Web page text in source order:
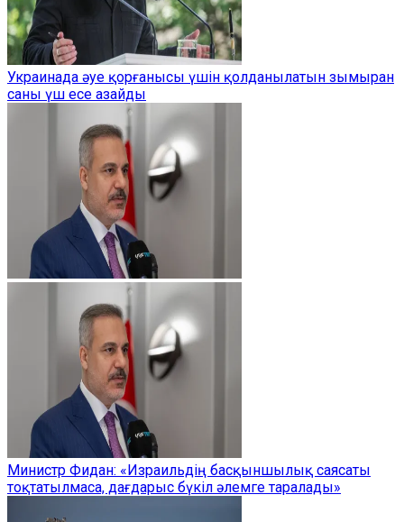
Украинада әуе қорғанысы үшін қолданылатын зымыран
саны үш есе азайды
Министр Фидан: «Израильдің басқыншылық саясаты
тоқтатылмаса, дағдарыс бүкіл әлемге таралады»